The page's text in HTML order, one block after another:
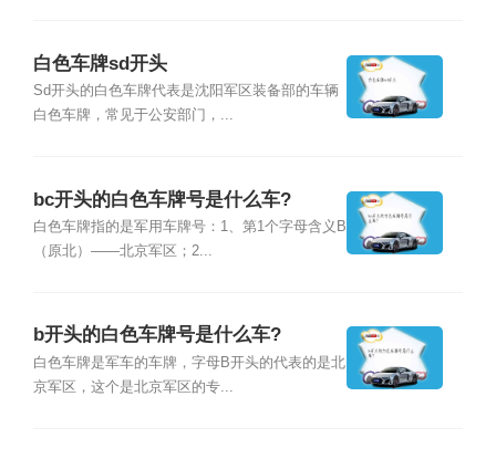
白色车牌sd开头
Sd开头的白色车牌代表是沈阳军区装备部的车辆
白色车牌，常见于公安部门，...
bc开头的白色车牌号是什么车?
白色车牌指的是军用车牌号：1、第1个字母含义B
（原北）——北京军区；2...
b开头的白色车牌号是什么车?
白色车牌是军车的车牌，字母B开头的代表的是北
京军区，这个是北京军区的专...